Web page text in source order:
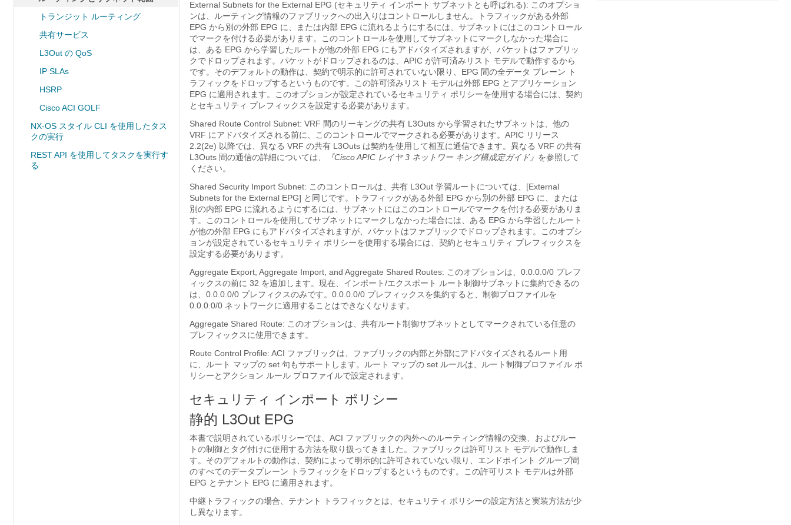
トランジット ルーティング
共有サービス
L3Out の QoS
IP SLAs
HSRP
Cisco ACI GOLF
NX-OS スタイル CLI を使用したタス
クの実行
REST API を使用してタスクを実行す
る
External Subnets for the External EPG (セキュリティ インポート サブネットとも呼ばれる): このオプショ
ンは、ルーティング情報のファブリックへの出入りはコントロールしません。トラフィックがある外部
EPG から別の外部 EPG に、または内部 EPG に流れるようにするには、サブネットにはこのコントロール
でマークを付ける必要があります。このコントロールを使用してサブネットにマークしなかった場合に
は、ある EPG から学習したルートが他の外部 EPG にもアドバタイズされますが、パケットはファブリッ
クでドロップされます。パケットがドロップされるのは、APIC が許可済みリスト モデルで動作するから
です。そのデフォルトの動作は、契約で明示的に許可されていない限り、EPG 間の全データ プレーン ト
ラフィックをドロップするというものです。この許可済みリスト モデルは外部 EPG とアプリケーション
EPG に適用されます。このオプションが設定されているセキュリティ ポリシーを使用する場合には、契約
とセキュリティ プレフィックスを設定する必要があります。
Shared Route Control Subnet: VRF 間のリーキングの共有 L3Outs から学習されたサブネットは、他の
VRF にアドバタイズされる前に、このコントロールでマークされる必要があります。APIC リリース
2.2(2e) 以降では、異なる VRF の共有 L3Outs は契約を使用して相互に通信できます。異なる VRF の共有
L3Outs 間の通信の詳細については、
『Cisco APIC レイヤ 3 ネットワー キング構成定ガイド』 を参照して
ください。
Shared Security Import Subnet: このコントロールは、共有 L3Out 学習ルートについては、[External
Subnets for the External EPG] と同じです。トラフィックがある外部 EPG から別の外部 EPG に、または
別の内部 EPG に流れるようにするには、サブネットにはこのコントロールでマークを付ける必要がありま
す。このコントロールを使用してサブネットにマークしなかった場合には、ある EPG から学習したルート
が他の外部 EPG にもアドバタイズされますが、パケットはファブリックでドロップされます。このオプシ
ョンが設定されているセキュリティ ポリシーを使用する場合には、契約とセキュリティ プレフィックスを
設定する必要があります。
Aggregate Export, Aggregate Import, and Aggregate Shared Routes: このオプションは、0.0.0.0/0 プレフ
ィックスの前に 32 を追加します。現在、インポート/エクスポート ルート制御サブネットに集約できるの
は、0.0.0.0/0 プレフィクスのみです。0.0.0.0/0 プレフィックスを集約すると、制御プロファイルを
0.0.0.0/0 ネットワークに適用することはできなくなります。
Aggregate Shared Route: このオプションは、共有ルート制御サブネットとしてマークされている任意の
プレフィックスに使用できます。
Route Control Profile: ACI ファブリックは、ファブリックの内部と外部にアドバタイズされるルート用
に、ルート マップの set 句もサポートします。ルート マップの set ルールは、ルート制御プロファイル ポ
リシーとアクション ルール プロファイルで設定されます。
セキュリティ インポート ポリシー
静的 L3Out EPG
本書で説明されているポリシーでは、ACI ファブリックの内外へのルーティング情報の交換、およびルー
トの制御とタグ付けに使用する方法を取り扱ってきました。ファブリックは許可リスト モデルで動作しま
す。そのデフォルトの動作は、契約によって明示的に許可されていない限り、エンドポイント グループ間
のすべてのデータプレーン トラフィックをドロップするというものです。この許可リスト モデルは外部
EPG とテナント EPG に適用されます。
中継トラフィックの場合、テナント トラフィックとは、セキュリティ ポリシーの設定方法と実装方法が少
し異なります。